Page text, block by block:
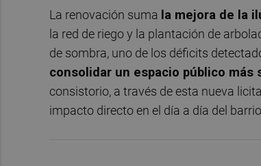
La renovación suma la mejora de la
la red de riego y la plantación de
de sombra, uno de los déficits
consolidar un espacio público más
consistorio, a través de esta nueva
impacto directo en el día a día del